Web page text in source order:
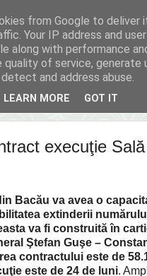
inima ta...
execuţie Sală
Bacău va avea o
extinderii
va fi construită în
Ştefan Guşe –
contractului este de
este de 24 de luni.
from Google to deliver
Your IP address and
along with performance
of service, generate
and address abuse.
LEARN MORE GOT IT